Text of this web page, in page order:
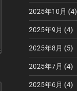
2025年10月 (4)
2025年9月 (4)
2025年8月 (5)
2025年7月 (4)
2025年6月 (4)